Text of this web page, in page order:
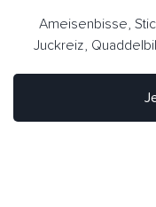
Ameisenbisse,
Juckreiz,